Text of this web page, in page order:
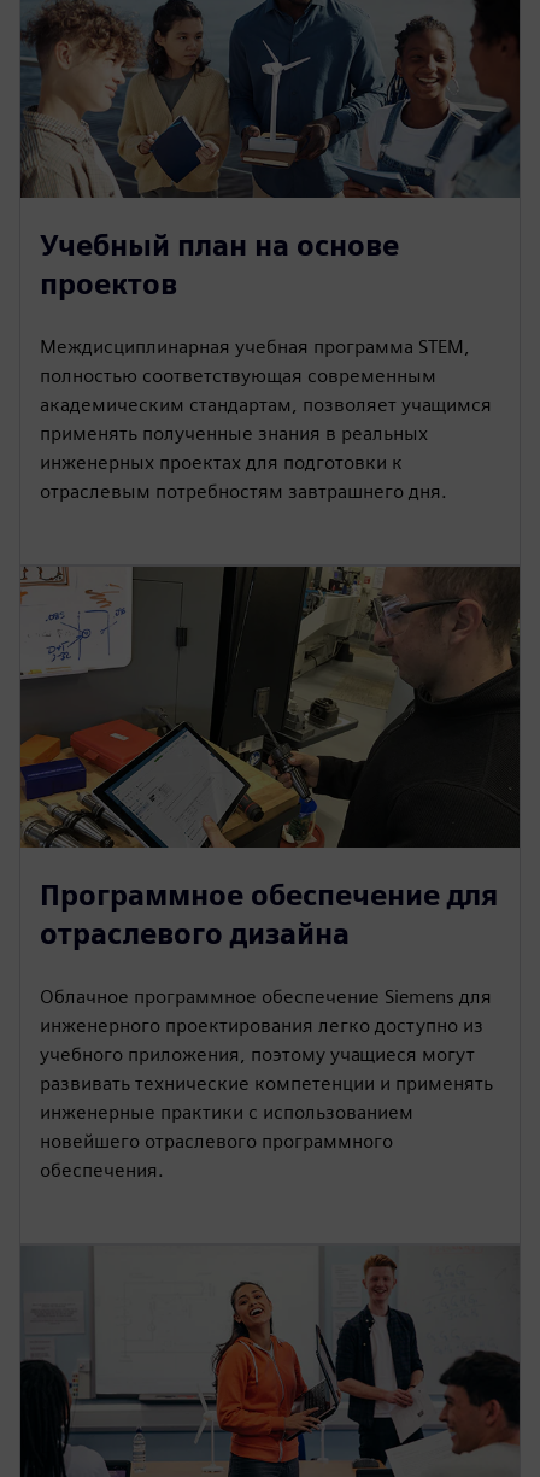
Учебный план на основе
проектов
Междисциплинарная учебная программа STEM,
полностью соответствующая современным
академическим стандартам, позволяет учащимся
применять полученные знания в реальных
инженерных проектах для подготовки к
отраслевым потребностям завтрашнего дня.
Программное обеспечение для
отраслевого дизайна
Облачное программное обеспечение Siemens для
инженерного проектирования легко доступно из
учебного приложения, поэтому учащиеся могут
развивать технические компетенции и применять
инженерные практики с использованием
новейшего отраслевого программного
обеспечения.